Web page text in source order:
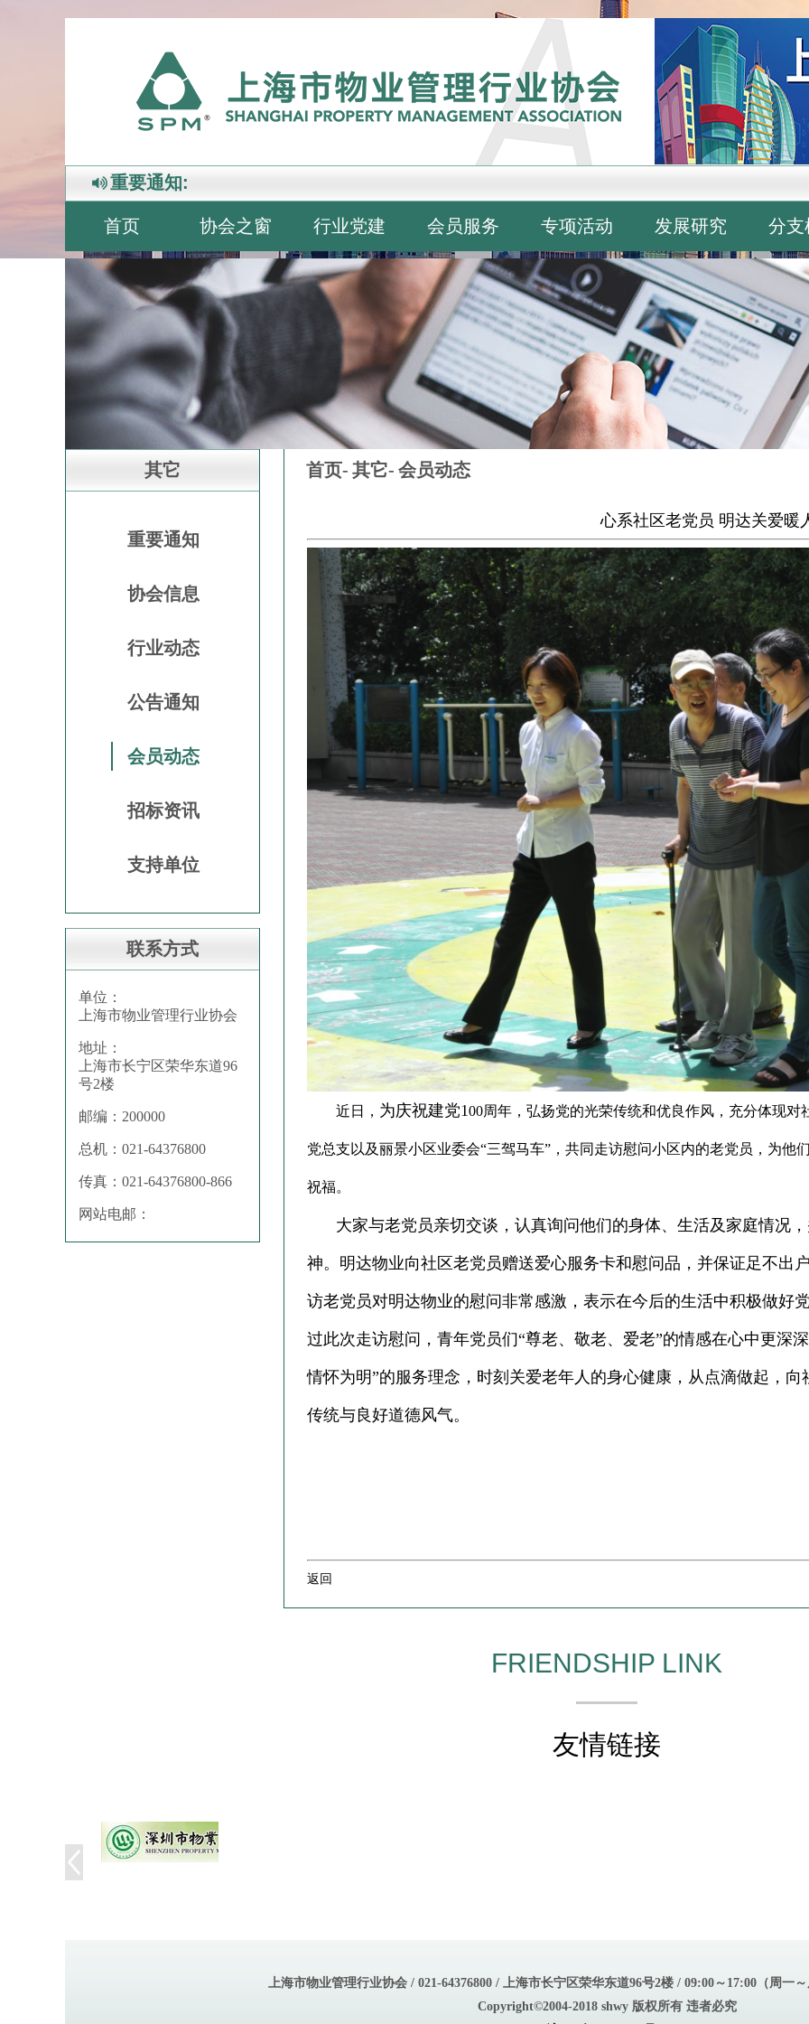
重要通知:
首页 协会之窗 行业党建 会员服务 专项活动 发展研究 分支
其它
重要通知
协会信息
行业动态
公告通知
会员动态
招标资讯
支持单位
联系方式
单位：
上海市物业管理行业协会
地址：
上海市长宁区荣华东道96
号2楼
邮编：200000
总机：021-64376800
传真：021-64376800-866
网站电邮：
首页- 其它- 会员动态
心系社区老党员 明达关爱暖
近日， 为庆祝建党100周年，弘扬党的光荣传统和优良作风，充分体现
党总支以及丽景小区业委会“三驾马车”，共同走访慰问小区内的老党员，为他
祝福。
大家与老党员亲切交谈，认真询问他们的身体、生活及家庭情况
神。明达物业向社区老党员赠送爱心服务卡和慰问品，并保证足不出
访老党员对明达物业的慰问非常感激，表示在今后的生活中积极做好
过此次走访慰问，青年党员们“尊老、敬老、爱老”的情感在心中更深
情怀为明”的服务理念，时刻关爱老年人的身心健康，从点滴做起，
传统与良好道德风气。
返回
FRIENDSHIP LINK
友情链接
上海市物业管理行业协会 / 021-64376800 / 上海市长宁区荣华东道96号2楼 / 09:00～17:00（周一
Copyright©2004-2018 shwy 版权所有 违者必究